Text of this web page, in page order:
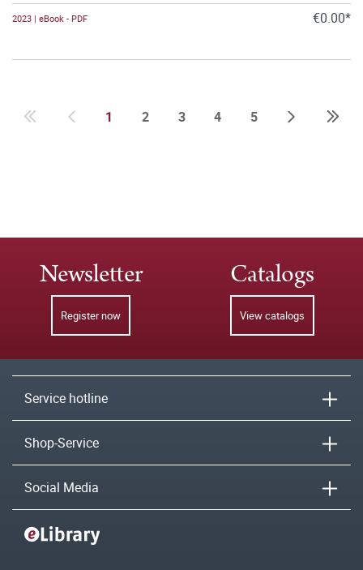
2023 | eBook - PDF €0.00*
1 2 3 4 5
Newsletter
Register now
Catalogs
View catalogs
Service hotline
Shop-Service
Social Media